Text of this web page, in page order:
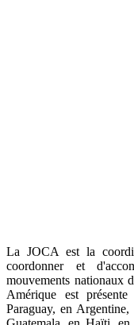
La JOCA est la
coordonner et
mouvements nationaux
Amérique est
Paraguay, en